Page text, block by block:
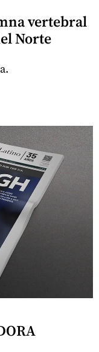
vertebral
Norte